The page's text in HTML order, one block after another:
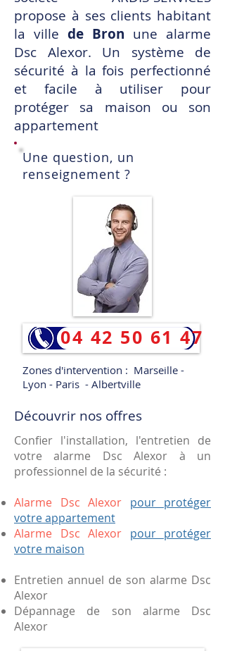
propose à ses clients habitant
la ville de Bron une alarme
Dsc Alexor. Un système de
sécurité à la fois perfectionné
et facile à utiliser pour
protéger sa maison ou son
appartement
Une question, un
renseignement ?
04 42 50 61 47
Zones d'intervention : Marseille -
Lyon - Paris - Albertville
Découvrir nos offres
Confier l'installation, l'entretien de
votre alarme Dsc Alexor à un
professionnel de la sécurité :
Alarme Dsc Alexor pour protéger
votre appartement
Alarme Dsc Alexor pour protéger
votre maison
Entretien annuel de son alarme Dsc
Alexor
Dépannage de son alarme Dsc
Alexor